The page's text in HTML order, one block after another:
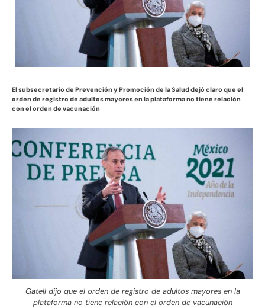
El subsecretario de Prevención y Promoción de la Salud dejó claro que el
orden de registro de adultos mayores en la plataforma no tiene relación
con el orden de vacunación
Gatell dijo que el orden de registro de adultos mayores en la
plataforma no tiene relación con el orden de vacunación